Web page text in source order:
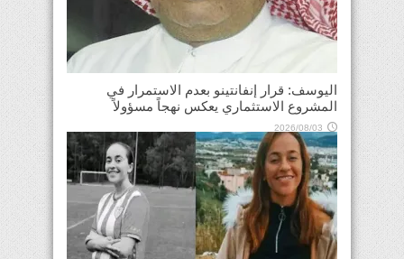
اليوسف: قرار إنفانتينو بعدم الاستمرار في
المشروع الاستثماري يعكس نهجاً مسؤولاً
2026/08/03